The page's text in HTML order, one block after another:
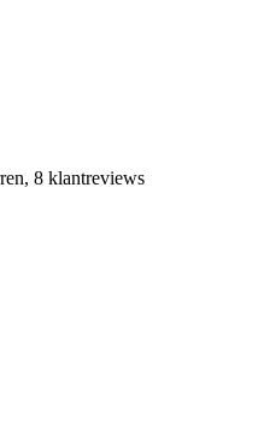
8 klantreviews